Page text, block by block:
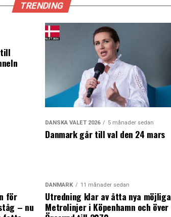
TRENDING
DANSKA VALET 2026 5 månader sedan
Danmark går till val den 24 mars
för
– nu
DANMARK 11 månader sedan
Utredning klar av åtta nya möjliga
Metrolinjer i Köpenhamn och över